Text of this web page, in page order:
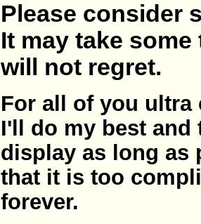
Please consider
It may take
will not regret.
For all of you ultra
I'll do my best and
display as long as
that it is too
forever.